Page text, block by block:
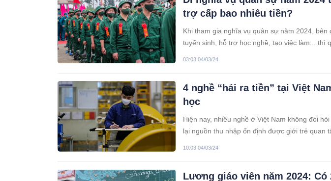
trợ cấp bao nhiêu tiền?
Khi tham gia nghĩa vụ quân sự năm 2024,
tuyển sinh, hỗ trợ học nghề, tạo việc làm... thì
03:03 04/03/24
4 nghề “hái ra tiền” tại Việt
học
Hiện nay, nhiều nghề ở Việt Nam không đòi
lại nguồn thu nhập ổn định được giới trẻ quan
10:03 04/03/24
Lương giáo viên năm 2024: